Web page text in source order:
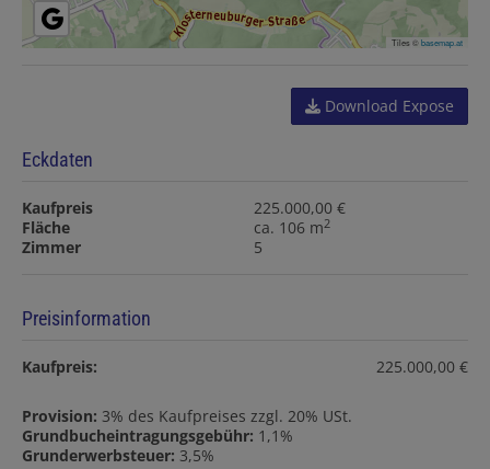
Tiles ©basemap.at
Download Expose
Eckdaten
Kaufpreis
225.000,00 €
Fläche
ca. 106 m2
Zimmer 5
Preisinformation
Kaufpreis: 225.000,00 €
Provision: 3% des Kaufpreises zzgl. 20% USt.
Grundbucheintragungsgebühr: 1,1%
Grunderwerbsteuer: 3,5%